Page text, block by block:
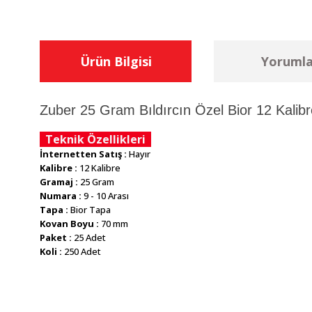
Ürün Bilgisi
Zuber 25 Gram Bıldırcın Özel Bior 12
Teknik Özellikleri
İnternetten Satış : Hayır
Kalibre : 12 Kalibre
Gramaj : 25 Gram
Numara : 9 - 10 Arası
Tapa : Bior Tapa
Kovan Boyu : 70 mm
Paket : 25 Adet
Koli : 250 Adet